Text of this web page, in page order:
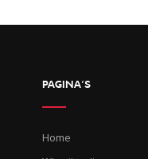
PAGINA’S
Home